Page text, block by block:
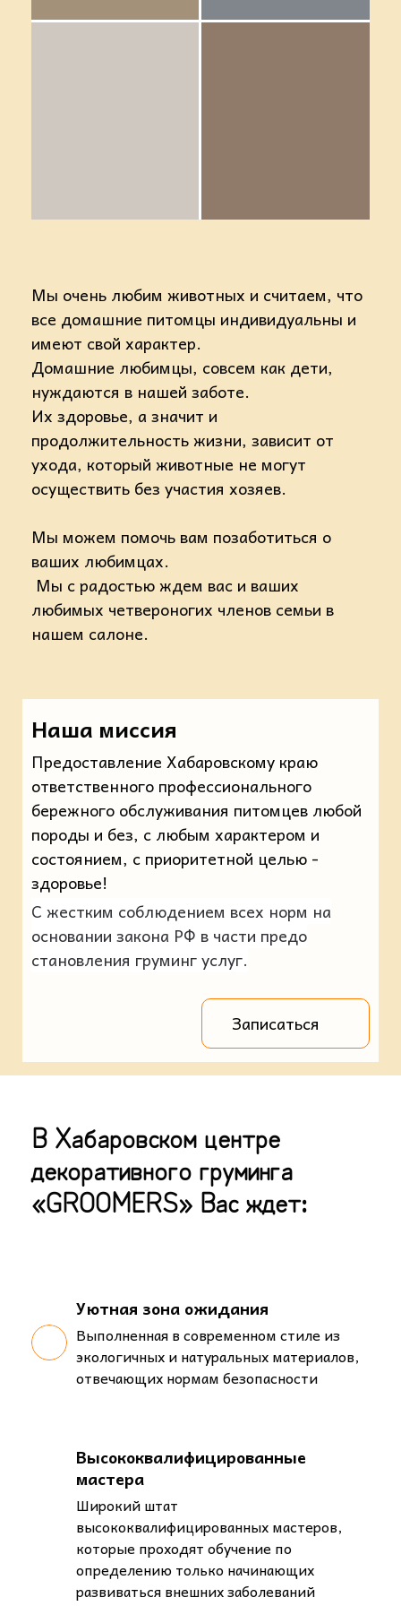
Мы очень любим животных и считаем, что
все домашние питомцы индивидуальны и
имеют свой характер.
Домашние любимцы, совсем как дети,
нуждаются в нашей заботе.
Их здоровье, а значит и
продолжительность жизни, зависит от
ухода, который животные не могут
осуществить без участия хозяев.
Мы можем помочь вам позаботиться о
ваших любимцах.
Мы с радостью ждем вас и ваших
любимых четвероногих членов семьи в
нашем салоне.
Наша миссия
Предоставление Хабаровскому краю
ответственного профессионального
бережного обслуживания питомцев любой
породы и без, с любым характером и
состоянием, с приоритетной целью -
здоровье!
С жестким соблюдением всех норм на
основании закона РФ в части предо
становления груминг услуг.
Записаться
В Хабаровском центре
декоративного груминга
«GROOMERS» Вас ждет:
Уютная зона ожидания
Выполненная в современном стиле из
экологичных и натуральных материалов,
отвечающих нормам безопасности
Высококвалифицированные
мастера
Широкий штат
высококвалифицированных мастеров,
которые проходят обучение по
определению только начинающих
развиваться внешних заболеваний